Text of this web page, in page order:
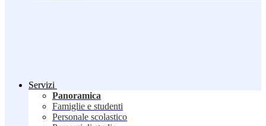
Servizi
Panoramica
Famiglie e studenti
Personale scolastico